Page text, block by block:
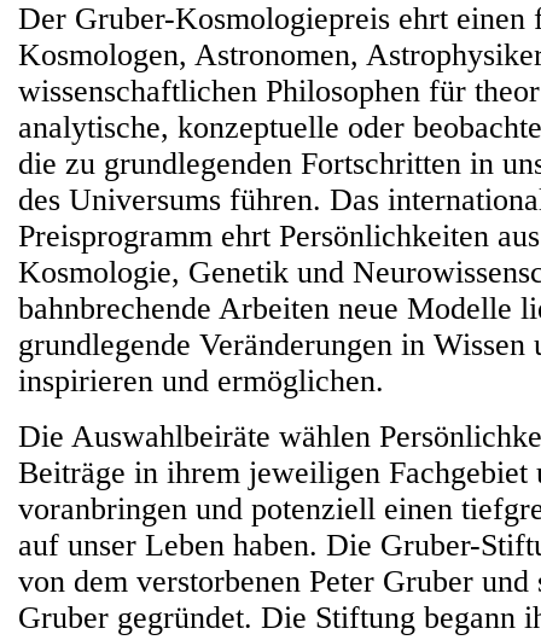
Der Gruber-Kosmologiepreis ehrt einen
Kosmologen, Astronomen,
wissenschaftlichen Philosophen für
analytische, konzeptuelle oder
die zu grundlegenden Fortschritten in
des Universums führen. Das
Preisprogramm ehrt Persönlichkeiten
Kosmologie, Genetik und
bahnbrechende Arbeiten neue Modelle
grundlegende Veränderungen in
inspirieren und ermöglichen.
Die Auswahlbeiräte wählen
Beiträge in ihrem jeweiligen Fachgebiet
voranbringen und potenziell einen
auf unser Leben haben. Die Gruber-
von dem verstorbenen Peter Gruber
Gruber gegründet. Die Stiftung begann